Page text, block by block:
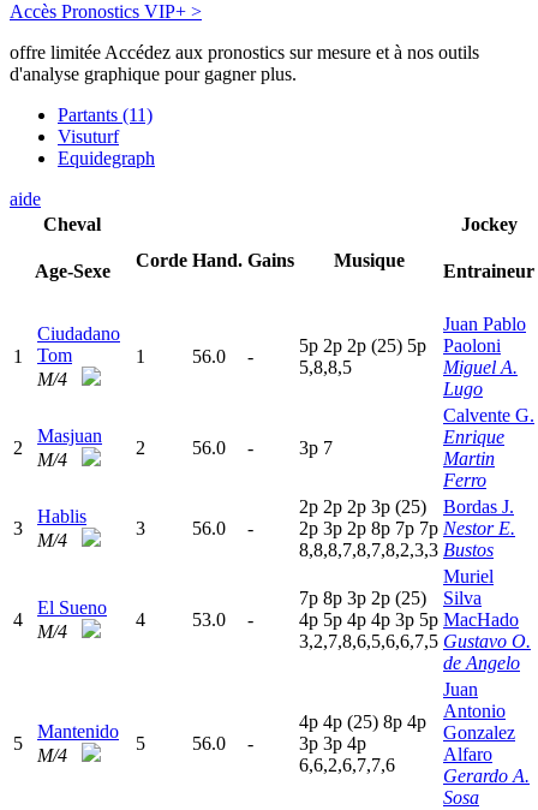
Accès Pronostics VIP+ >
offre limitée Accédez aux pronostics sur mesure et à nos outils
d'analyse graphique pour gagner plus.
Partants (11)
Visuturf
Equidegraph
aide
Cheval
Age-Sexe
Corde Hand. Gains Musique
Jockey
Entraineur
1
Ciudadano
Tom
M/4
1 56.0 -
5p 2p 2p (25) 5p
5,8,8,5
Juan Pablo
Paoloni
Miguel A.
Lugo
2
Masjuan
M/4
2 56.0 - 3p 7
Calvente G.
Enrique
Martin
Ferro
3
Hablis
M/4
3 56.0 -
2p 2p 2p 3p (25)
2p 3p 2p 8p 7p 7p
8,8,8,7,8,7,8,2,3,3
Bordas J.
Nestor E.
Bustos
4
El Sueno
M/4
4 53.0 -
7p 8p 3p 2p (25)
4p 5p 4p 4p 3p 5p
3,2,7,8,6,5,6,6,7,5
Muriel
Silva
MacHado
Gustavo O.
de Angelo
5
Mantenido
M/4
5 56.0 -
4p 4p (25) 8p 4p
3p 3p 4p
6,6,2,6,7,7,6
Juan
Antonio
Gonzalez
Alfaro
Gerardo A.
Sosa